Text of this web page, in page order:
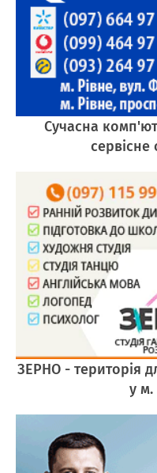
Сучасна
сервісне
ЗЕРНО - територія
у м.